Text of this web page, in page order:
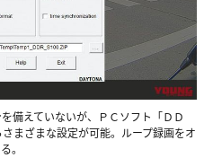
備えていないが、ＰＣソフト「ＤＤ
まざまな設定が可能。ループ録画をオ
。